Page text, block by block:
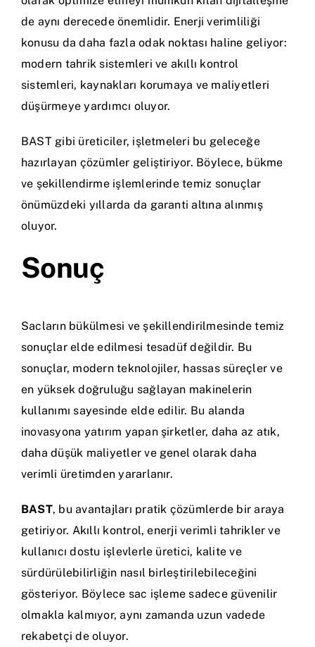
de aynı derecede önemlidir. Enerji verimliliği
konusu da daha fazla odak noktası haline geliyor:
modern tahrik sistemleri ve akıllı kontrol
sistemleri, kaynakları korumaya ve maliyetleri
düşürmeye yardımcı oluyor.
BAST gibi üreticiler, işletmeleri bu geleceğe
hazırlayan çözümler geliştiriyor. Böylece, bükme
ve şekillendirme işlemlerinde temiz sonuçlar
önümüzdeki yıllarda da garanti altına alınmış
oluyor.
Sonuç
Sacların bükülmesi ve şekillendirilmesinde temiz
sonuçlar elde edilmesi tesadüf değildir. Bu
sonuçlar, modern teknolojiler, hassas süreçler ve
en yüksek doğruluğu sağlayan makinelerin
kullanımı sayesinde elde edilir. Bu alanda
inovasyona yatırım yapan şirketler, daha az atık,
daha düşük maliyetler ve genel olarak daha
verimli üretimden yararlanır.
BAST, bu avantajları pratik çözümlerde bir araya
getiriyor. Akıllı kontrol, enerji verimli tahrikler ve
kullanıcı dostu işlevlerle üretici, kalite ve
sürdürülebilirliğin nasıl birleştirilebileceğini
gösteriyor. Böylece sac işleme sadece güvenilir
olmakla kalmıyor, aynı zamanda uzun vadede
rekabetçi de oluyor.